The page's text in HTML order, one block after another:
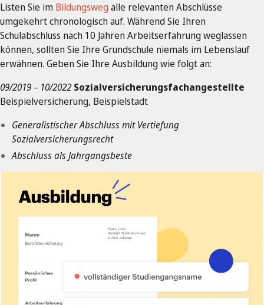
Listen Sie im Bildungswegalle relevanten Abschlüsse
umgekehrt chronologisch auf. Während Sie Ihren
Schulabschluss nach 10 Jahren Arbeitserfahrung weglassen
können, sollten Sie Ihre Grundschule niemals im Lebenslauf
erwähnen. Geben Sie Ihre Ausbildung wie folgt an:
09/2019 – 10/2022 Sozialversicherungsfachangestellte
Beispielversicherung, Beispielstadt
Generalistischer Abschluss mit Vertiefung
Sozialversicherungsrecht
Abschluss als Jahrgangsbeste